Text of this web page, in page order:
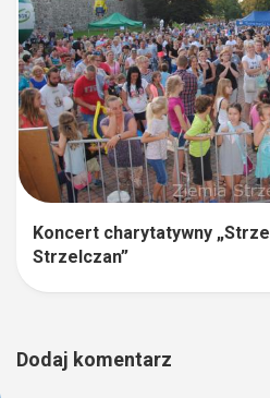
Koncert charytatywny
Strzelczan”
Dodaj komentarz